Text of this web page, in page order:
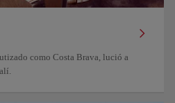
como Costa Brava, lució a